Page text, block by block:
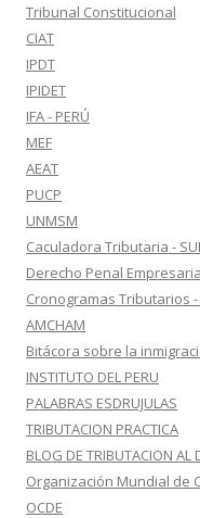
Tribunal Constitucional
CIAT
IPDT
IPIDET
IFA - PERÚ
MEF
AEAT
PUCP
UNMSM
Caculadora Tributaria -
Derecho Penal
Cronogramas Tributarios -
AMCHAM
Bitácora sobre la
INSTITUTO DEL PERU
PALABRAS ESDRUJULAS
TRIBUTACION PRACTICA
BLOG DE TRIBUTACION AL
Organización Mundial de
OCDE